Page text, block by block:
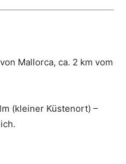
Mallorca, ca. 2 km vom
(kleiner Küstenort) –